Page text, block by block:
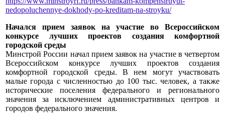
nedopoluchennye-dokhody-po-kreditam-na-stroyku/
Начался прием заявок на участие во Всероссийском
конкурсе лучших проектов создания комфортной
городской среды
Минстрой России начал прием заявок на участие в четвертом
Всероссийском конкурсе лучших проектов создания
комфортной городской среды. В нем могут участвовать
малые города с численностью до 100 тыс. человек, а также
исторические поселения федерального и регионального
значения за исключением административных центров и
городов федерального значения.